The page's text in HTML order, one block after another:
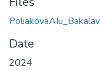
Date
2024